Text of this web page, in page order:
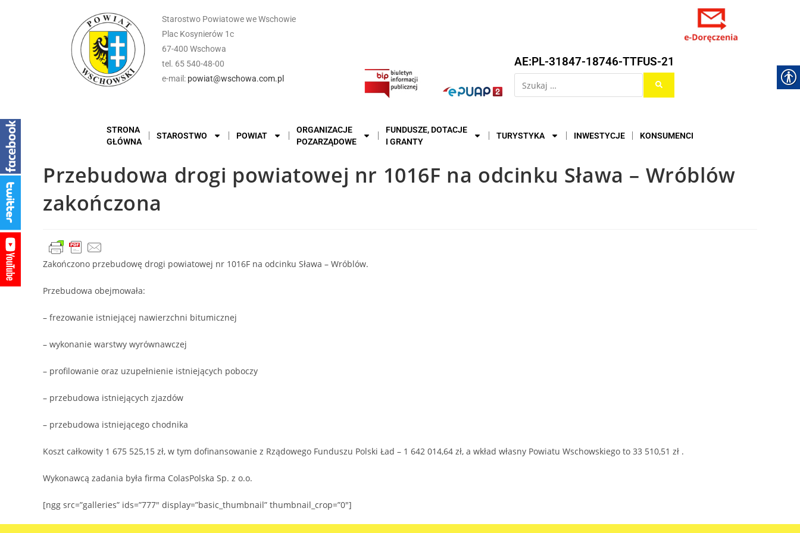
Starostwo Powiatowe we Wschowie
Plac Kosynierów 1c
67-400 Wschowa
tel. 65 540-48-00
e-mail: powiat@wschowa.com.pl
AE:PL-31847-18746-TTFUS-21
STRONA
GŁÓWNA
STAROSTWO POWIAT
ORGANIZACJE
POZARZĄDOWE
FUNDUSZE, DOTACJE
I GRANTY
TURYSTYKA INWESTYCJE KONSUMENCI
Przebudowa drogi powiatowej nr 1016F na odcinku Sława – Wróblów
zakończona
Zakończono przebudowę drogi powiatowej nr 1016F na odcinku Sława – Wróblów.
Przebudowa obejmowała:
– frezowanie istniejącej nawierzchni bitumicznej
– wykonanie warstwy wyrównawczej
– profilowanie oraz uzupełnienie istniejących poboczy
– przebudowa istniejących zjazdów
– przebudowa istniejącego chodnika
Koszt całkowity 1 675 525,15 zł, w tym dofinansowanie z Rządowego Funduszu Polski Ład – 1 642 014,64 zł, a wkład własny Powiatu Wschowskiego to 33 510,51 zł .
Wykonawcą zadania była firma ColasPolska Sp. z o.o.
[ngg src=”galleries” ids=”777″ display=”basic_thumbnail” thumbnail_crop=”0″]